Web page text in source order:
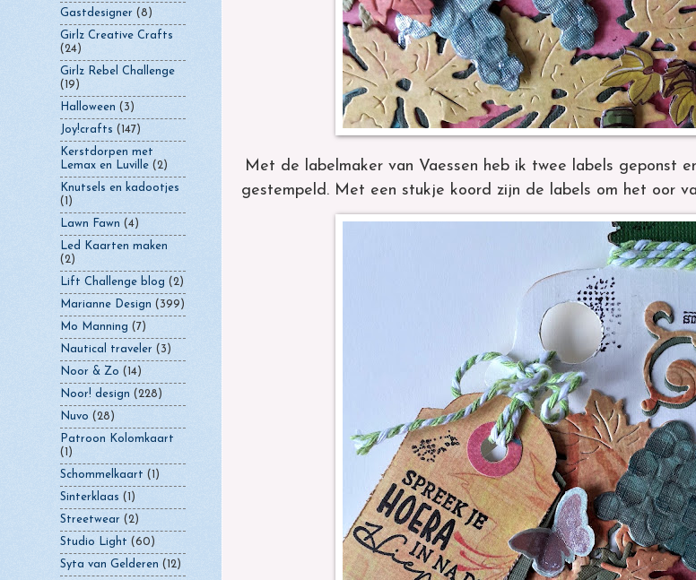
Met de labelmaker van Vaessen heb ik twee labels geponst
gestempeld. Met een stukje koord zijn de labels om het oor
Gastdesigner (8)
Girlz Creative Crafts
(24)
Girlz Rebel Challenge
(19)
Halloween (3)
Joy!crafts (147)
Kerstdorpen met
Lemax en Luville (2)
Knutsels en kadootjes
(1)
Lawn Fawn (4)
Led Kaarten maken
(2)
Lift Challenge blog (2)
Marianne Design (399)
Mo Manning (7)
Nautical traveler (3)
Noor & Zo (14)
Noor! design (228)
Nuvo (28)
Patroon Kolomkaart
(1)
Schommelkaart (1)
Sinterklaas (1)
Streetwear (2)
Studio Light (60)
Syta van Gelderen (12)